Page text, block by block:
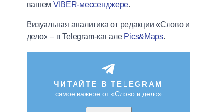
вашем VIBER-мессенджере.
Визуальная аналитика от редакции «Слово и
дело» – в Telegram-канале Pics&Maps.
ЧИТАЙТЕ В TELEGRAM
самое важное от «Слово и дело»